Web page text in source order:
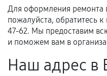
Когда гарантия
Нарушение правил
перегрев, коррозия.
Для оформления ремонта
пожалуйста, обратитесь
47-62. Мы предоставим
и поможем вам в
Наш адрес в